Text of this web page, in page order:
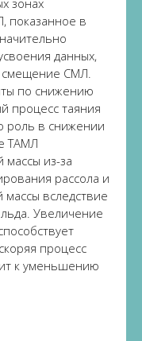
зонах
показанное в
данных,
смещение СМЛ.
по снижению
процесс таяния
роль в снижении
ТАМЛ
массы из-за
рассола и
вследствие
Увеличение
процесс
к уменьшению